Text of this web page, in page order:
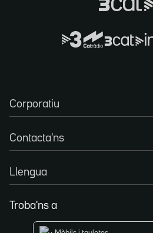
Corporatiu
Contacta'ns
Llengua
Troba'ns a